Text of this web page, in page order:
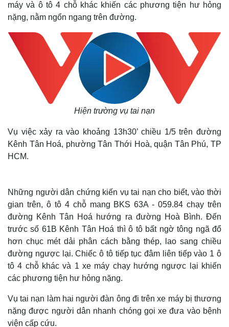
máy và ô tô 4 chỗ khác khiến các phương tiện hư hỏng
nặng, nằm ngổn ngang trên đường.
Hiện trường vụ tai nạn
Vụ việc xảy ra vào khoảng 13h30’ chiều 1/5 trên đường
Kênh Tân Hoá, phường Tân Thới Hoà, quận Tân Phú, TP
HCM.
Những người dân chứng kiến vụ tai nạn cho biết, vào thời
gian trên, ô tô 4 chỗ mang BKS 63A - 059.84 chạy trên
đường Kênh Tân Hoá hướng ra đường Hoà Bình. Đến
trước số 61B Kênh Tân Hoá thì ô tô bất ngờ tông ngã đổ
hơn chục mét dải phân cách bằng thép, lao sang chiều
đường ngược lại. Chiếc ô tô tiếp tục đâm liên tiếp vào 1 ô
tô 4 chỗ khác và 1 xe máy chạy hướng ngược lại khiến
các phương tiện hư hỏng nặng.
Vụ tai nạn làm hai người đàn ông đi trên xe máy bị thương
nặng được người dân nhanh chóng gọi xe đưa vào bệnh
viện cấp cứu.